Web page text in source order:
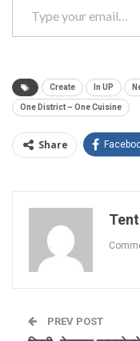
Create In UP
One District – One Cuisine
Share
PREV POST